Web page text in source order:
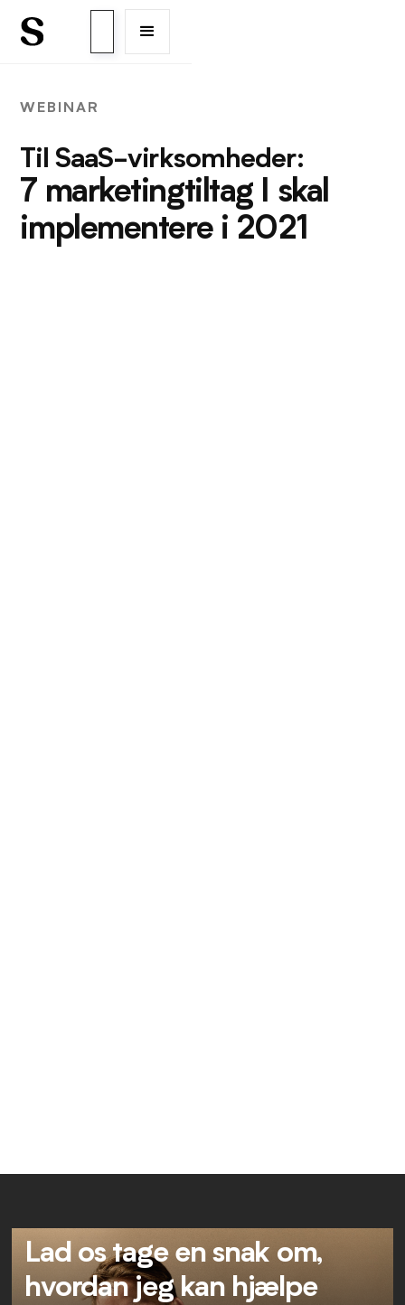
WEBINAR
Til SaaS-virksomheder:
7 marketingtiltag I skal
implementere i 2021
Lad os tage en snak om,
hvordan jeg kan hjælpe